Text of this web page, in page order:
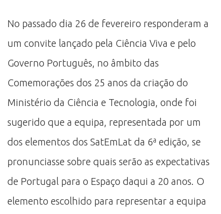
No passado dia 26 de fevereiro responderam a
um convite lançado pela Ciência Viva e pelo
Governo Português, no âmbito das
Comemorações dos 25 anos da criação do
Ministério da Ciência e Tecnologia, onde foi
sugerido que a equipa, representada por um
dos elementos dos SatEmLat da 6ª edição, se
pronunciasse sobre quais serão as expectativas
de Portugal para o Espaço daqui a 20 anos. O
elemento escolhido para representar a equipa